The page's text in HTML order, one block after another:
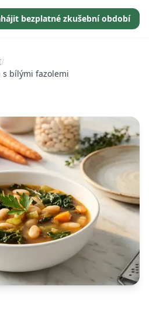
bezplatné zkušební období
/
s bílými fazolemi